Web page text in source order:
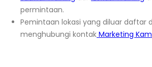
permintaan.
Pemintaan lokasi yang diluar daftar
menghubungi kontak Marketing